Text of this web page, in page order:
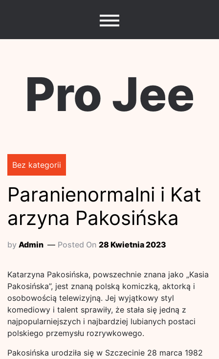
Pro Jee
Bez kategorii
Paranienormalni i Kat
arzyna Pakosińska
by Admin Posted On 28 Kwietnia 2023
Katarzyna Pakosińska, powszechnie znana jako „Kasia
Pakosińska”, jest znaną polską komiczką, aktorką i
osobowością telewizyjną. Jej wyjątkowy styl
komediowy i talent sprawiły, że stała się jedną z
najpopularniejszych i najbardziej lubianych postaci
polskiego przemysłu rozrywkowego.
Pakosińska urodziła się w Szczecinie 28 marca 1982